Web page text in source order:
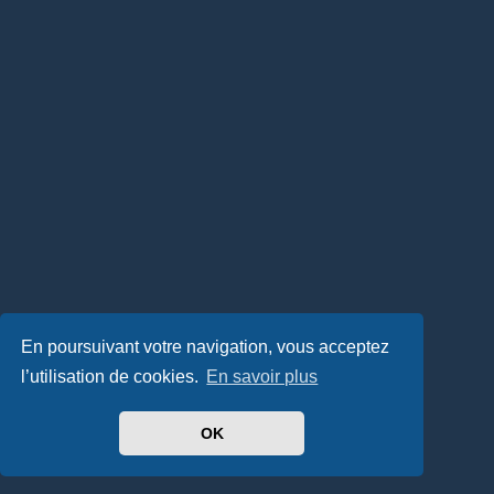
En poursuivant votre navigation, vous acceptez
l’utilisation de cookies. En savoir plus
OK